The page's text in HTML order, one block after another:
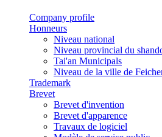
Company profile
Honneurs
Niveau national
Niveau provincial du
Tai'an Municipals
Niveau de la ville de
Trademark
Brevet
Brevet d'invention
Brevet d'apparence
Travaux de logiciel